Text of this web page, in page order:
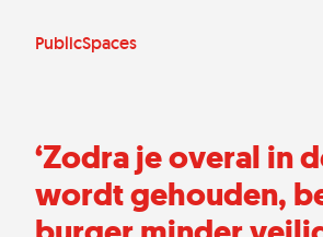
PublicSpaces
‘Zodra je overal in
wordt gehouden,